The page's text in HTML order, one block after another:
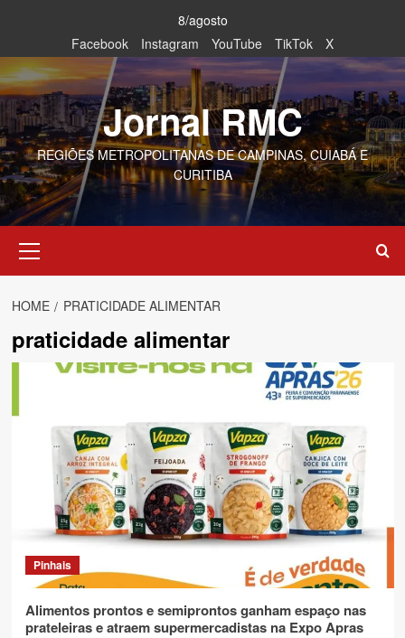
content
8/agosto
Facebook
Instagram YouTube TikTok X
Jornal RMC
REGIÕES METROPOLITANAS DE CAMPINAS, CUIABÁ E
CURITIBA
Menu
HOME PRATICIDADE ALIMENTAR
praticidade alimentar
Pinhais
Alimentos prontos e semiprontos ganham espaço nas
prateleiras e atraem supermercadistas na Expo Apras